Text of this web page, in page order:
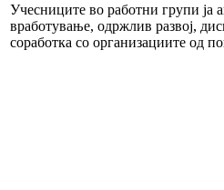
Учесниците во работни групи ја
вработување, одржлив развој,
соработка со организациите од